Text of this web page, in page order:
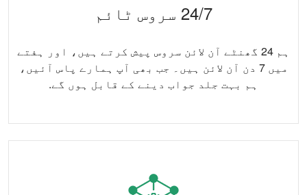
24/7 سروس ٹائم
ہم 24 گھنٹے آن لائن سروس پیش کرتے ہیں، اور ہفتے
میں 7 دن آن لائن ہیں۔ جب بھی آپ ہمارے پاس آئیں،
ہم بہت جلد جواب دینے کے قابل ہوں گے.